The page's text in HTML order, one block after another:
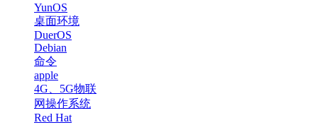
YunOS
桌面环境
DuerOS
Debian
命令
apple
4G、5G物联
网操作系统
Red Hat